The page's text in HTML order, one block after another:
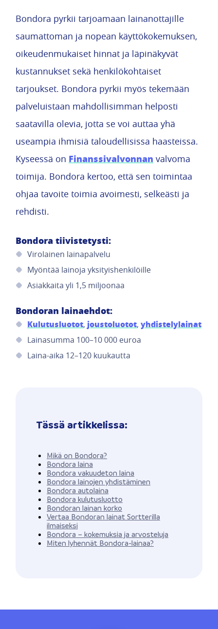
Bondora pyrkii tarjoamaan lainanottajille
saumattoman ja nopean käyttökokemuksen,
oikeudenmukaiset hinnat ja läpinäkyvät
kustannukset sekä henkilökohtaiset
tarjoukset. Bondora pyrkii myös tekemään
palveluistaan mahdollisimman helposti
saatavilla olevia, jotta se voi auttaa yhä
useampia ihmisiä taloudellisissa haasteissa.
Kyseessä on Finanssivalvonnan valvoma
toimija. Bondora kertoo, että sen toimintaa
ohjaa tavoite toimia avoimesti, selkeästi ja
rehdisti.
Bondora tiivistetysti:
Virolainen lainapalvelu
Myöntää lainoja yksityishenkilöille
Asiakkaita yli 1,5 miljoonaa
Bondoran lainaehdot:
Kulutusluotot, joustoluotot, yhdistelylainat
Lainasumma 100–10 000 euroa
Laina-aika 12–120 kuukautta
Tässä artikkelissa:
Mikä on Bondora?
Bondora laina
Bondora vakuudeton laina
Bondora lainojen yhdistäminen
Bondora autolaina
Bondora kulutusluotto
Bondoran lainan korko
Vertaa Bondoran lainat Sortterilla
ilmaiseksi
Bondora – kokemuksia ja arvosteluja
Miten lyhennät Bondora-lainaa?